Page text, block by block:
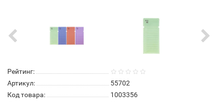
Рейтинг:
Артикул:
55702
Код товара:
1003356